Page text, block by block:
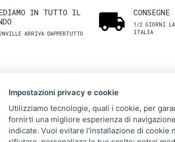
IN TUTTO IL
ARRIVA DAPPERTUTTO
1/2 GIORNI
ITALIA
224/a, Bari, Italy,
Uomo
Impostazioni privacy e cookie
Utilizziamo tecnologie, quali i cookie, per
fornirti una migliore esperienza di
indicate. Vuoi evitare l'installazione di cookie